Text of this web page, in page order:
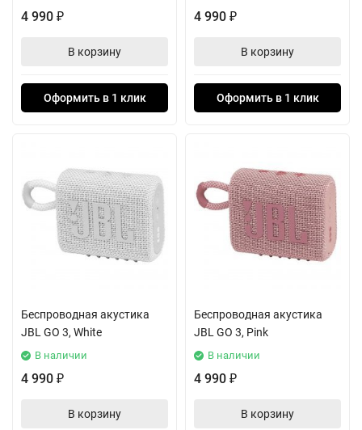
4 990 ₽
В корзину
Оформить в 1 клик
4 990 ₽
В корзину
Оформить в 1 клик
Беспроводная акустика
JBL GO 3, White
В наличии
4 990 ₽
В корзину
Беспроводная акустика
JBL GO 3, Pink
В наличии
4 990 ₽
В корзину